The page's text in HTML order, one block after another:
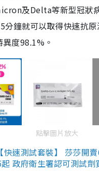
及Delta等新型冠狀
分鐘就可以取得快速抗
度98.1%。
點擊圖片放大
快速測試套裝】 莎莎開
政府衛生署認可測試劑